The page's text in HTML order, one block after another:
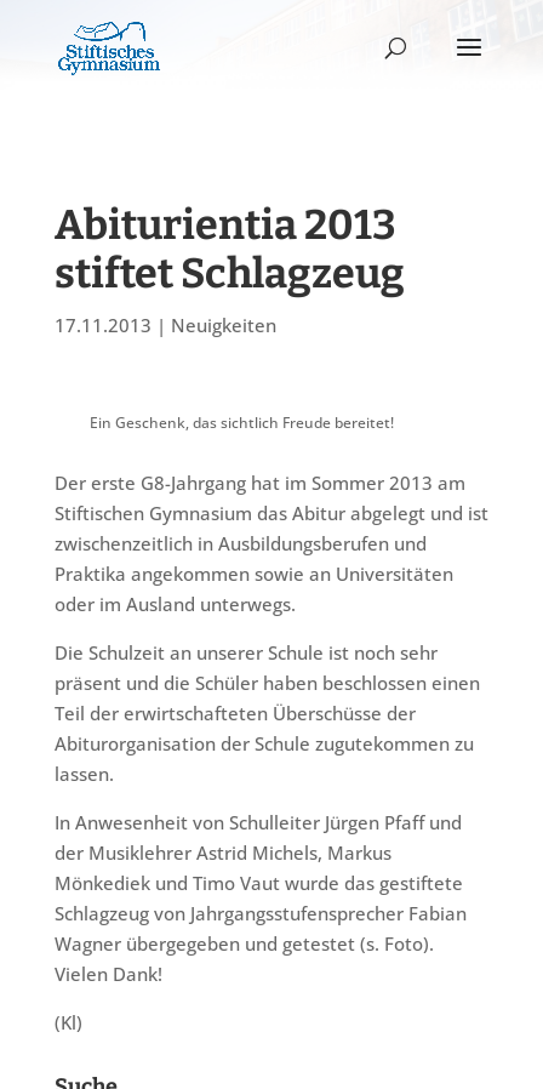
Abiturientia 2013
stiftet Schlagzeug
17.11.2013 | Neuigkeiten
Ein Geschenk, das sichtlich Freude bereitet!
Der erste G8-Jahrgang hat im Sommer 2013 am
Stiftischen Gymnasium das Abitur abgelegt und ist
zwischenzeitlich in Ausbildungsberufen und
Praktika angekommen sowie an Universitäten
oder im Ausland unterwegs.
Die Schulzeit an unserer Schule ist noch sehr
präsent und die Schüler haben beschlossen einen
Teil der erwirtschafteten Überschüsse der
Abiturorganisation der Schule zugutekommen zu
lassen.
In Anwesenheit von Schulleiter Jürgen Pfaff und
der Musiklehrer Astrid Michels, Markus
Mönkediek und Timo Vaut wurde das gestiftete
Schlagzeug von Jahrgangsstufensprecher Fabian
Wagner übergegeben und getestet (s. Foto).
Vielen Dank!
(Kl)